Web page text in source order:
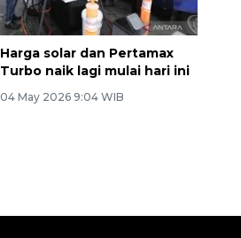
Harga solar dan Pertamax
Turbo naik lagi mulai hari ini
04 May 2026 9:04 WIB